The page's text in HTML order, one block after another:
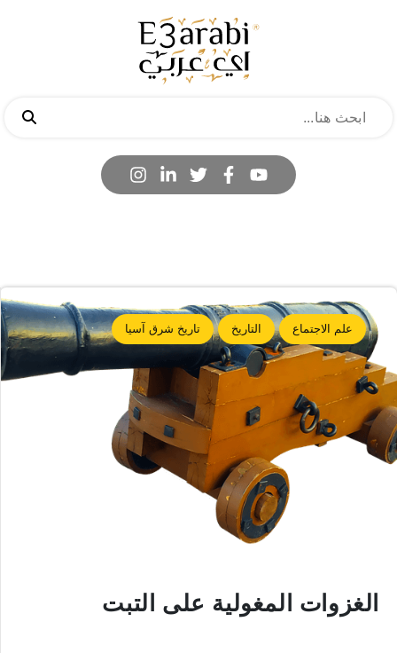
علم الاجتماع التاريخ تاريخ شرق آسيا
الغزوات المغولية على التبت